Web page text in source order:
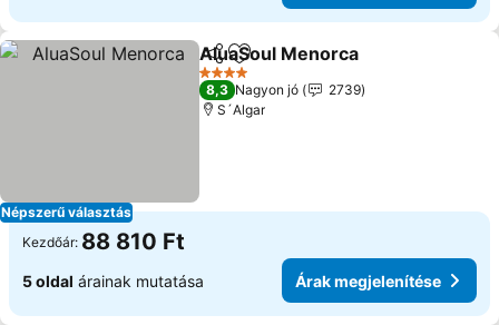
Népszerű választás
Megosztás
Hozzáadás a kedvencekhez
AluaSoul Menorca
4 Kategória
8,3 Nagyon jó
2739
S´Algar
Kezdőár: 88 810 Ft
5 oldal árainak mutatása Árak megjelenítése